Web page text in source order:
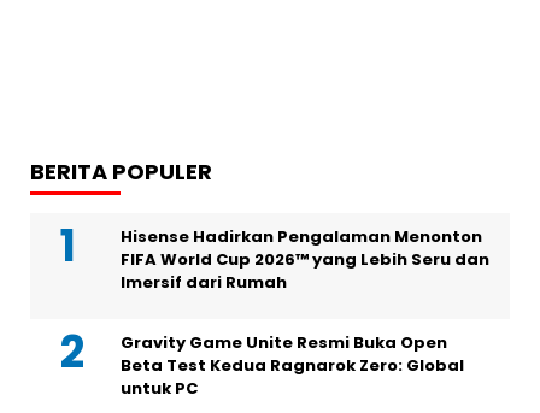
BERITA POPULER
Hisense Hadirkan Pengalaman Menonton
FIFA World Cup 2026™ yang Lebih Seru dan
Imersif dari Rumah
Gravity Game Unite Resmi Buka Open
Beta Test Kedua Ragnarok Zero: Global
untuk PC